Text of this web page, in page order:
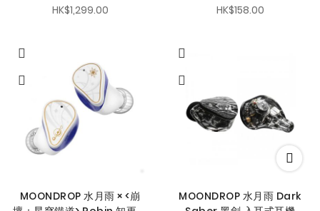
HK$1,299.00
HK$158.00
MOONDROP 水月雨 × <崩
MOONDROP 水月雨 Dark